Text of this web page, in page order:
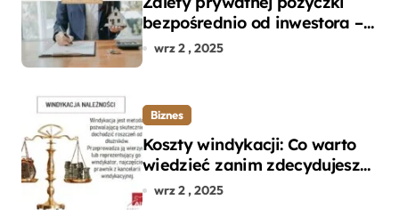
bezpośrednio od inwestora –
dlaczego warto?
wrz 2 , 2025
Biznes
Koszty windykacji: Co warto
wiedzieć zanim zdecydujesz
się na odzyskanie długu?
wrz 2 , 2025